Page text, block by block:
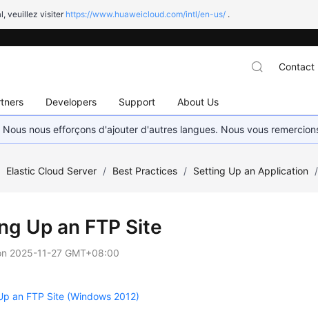
veuillez visiter https://www.huaweicloud.com/intl/en-us/ .
Developers Support About Us
Contact
nous efforçons d'ajouter d'autres langues. Nous vous
Elastic Cloud Server / Best Practices / Setting Up an Application /
Up an FTP Site
2025-11-27 GMT+08:00
an FTP Site (Windows 2012)